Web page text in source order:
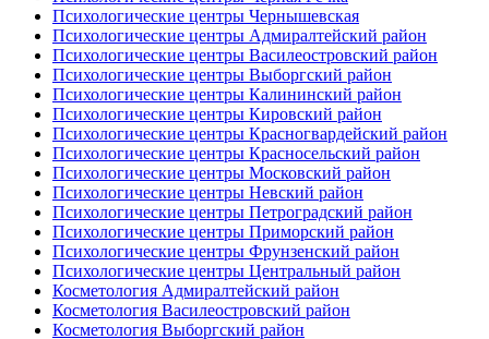
Психологические центры Чернышевская
Психологические центры Адмиралтейский район
Психологические центры Василеостровский район
Психологические центры Выборгский район
Психологические центры Калининский район
Психологические центры Кировский район
Психологические центры Красногвардейский район
Психологические центры Красносельский район
Психологические центры Московский район
Психологические центры Невский район
Психологические центры Петроградский район
Психологические центры Приморский район
Психологические центры Фрунзенский район
Психологические центры Центральный район
Косметология Адмиралтейский район
Косметология Василеостровский район
Косметология Выборгский район